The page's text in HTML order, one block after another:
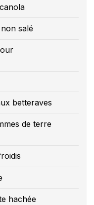
salé
betteraves
de terre
hachée